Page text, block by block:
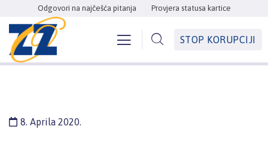
Odgovori na najčešća pitanja Provjera statusa kartice
STOP KORUPCIJI
8. Aprila 2020.